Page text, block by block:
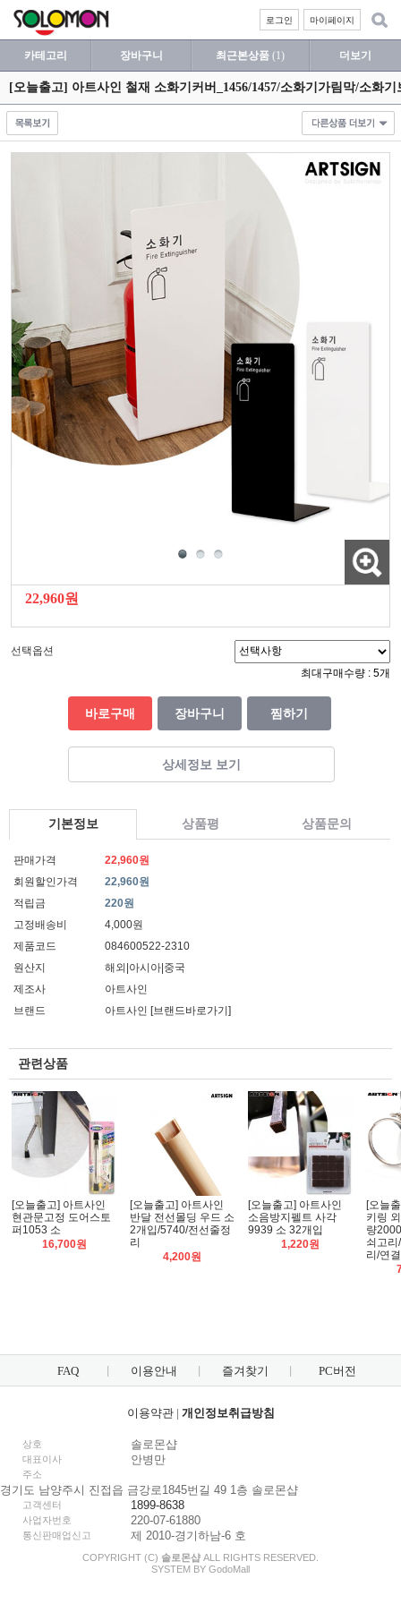
마이페이지
로그인
카테고리 장바구니 최근본상품 (1) 더보기
[오늘출고] 아트사인 철재 소화기커버_1456/1457/소화기가림막/소화
22,960원
선택옵션
최대구매수량 : 5개
바로구매 장바구니 찜하기
상세정보 보기
기본정보 상품평 상품문의
판매가격
22,960원
회원할인가격
22,960원
적립금
220원
고정배송비
4,000원
제품코드
084600522-2310
원산지
해외|아시아|중국
제조사
아트사인
브랜드
아트사인 [브랜드바로가기]
관련상품
[오늘출고] 아트사인
현관문고정 도어스토
퍼1053 소
16,700원
[오늘출고] 아트사인
반달 전선몰딩 우드 소
2개입/5740/전선줄정
리
4,200원
[오늘출고] 아트사인
소음방지펠트 사각
9939 소 32개입
1,220원
[오늘
키링
량
쇠고
리/연
FAQ 이용안내 즐겨찾기 PC버전
이용약관| 개인정보취급방침
상호 솔로몬샵
대표이사 안병만
주소
경기도 남양주시 진접읍 금강로1845번길 49 1층 솔로몬샵
고객센터 1899-8638
사업자번호 220-07-61880
통신판매업신고 제 2010-경기하남-6 호
COPYRIGHT (C) 솔로몬샵 ALL RIGHTS RESERVED.
SYSTEM BY GodoMall